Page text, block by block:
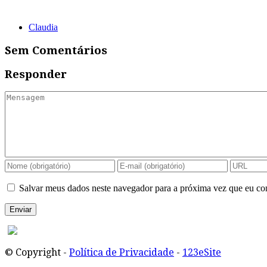
Claudia
Sem Comentários
Responder
Salvar meus dados neste navegador para a próxima vez que eu
© Copyright - Política de Privacidade - 123eSite